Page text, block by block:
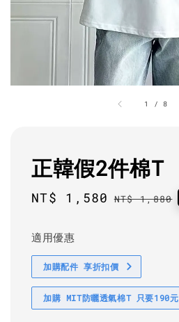
1 / 8
正韓假2件棉T
Sale
NT$ 1,580 Regular
NT$ 1,880
適用優惠
加購配件 享折扣價
加購 MIT防曬透氣棉T 只要190元